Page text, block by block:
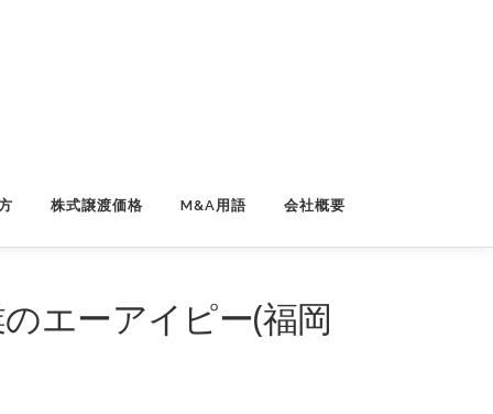
株式譲渡価格 M&A用語 会社概要
エーアイピー(福岡